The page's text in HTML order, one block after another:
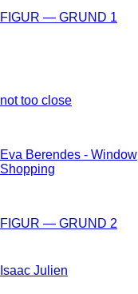
FIGUR — GRUND 1
not too close
Eva Berendes - Window
Shopping
FIGUR — GRUND 2
Isaac Julien